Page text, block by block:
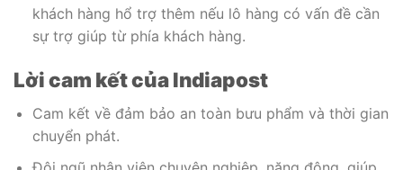
khách hàng hổ trợ thêm nếu lô hàng có vấn đề cần
sự trợ giúp từ phía khách hàng.
Lời cam kết của Indiapost
Cam kết về đảm bảo an toàn bưu phẩm và thời gian
chuyển phát.